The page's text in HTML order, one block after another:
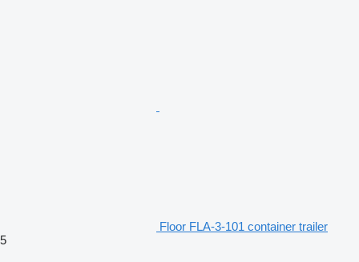
Floor FLA-3-101 container trailer
5